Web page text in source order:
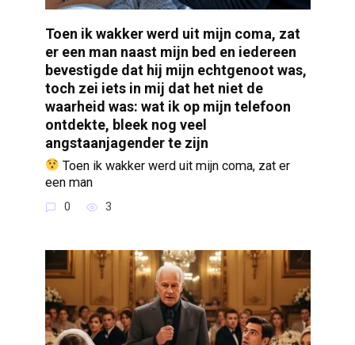
Toen ik wakker werd uit mijn coma, zat
er een man naast mijn bed en iedereen
bevestigde dat hij mijn echtgenoot was,
toch zei iets in mij dat het niet de
waarheid was: wat ik op mijn telefoon
ontdekte, bleek nog veel
angstaanjagender te zijn
Toen ik wakker werd uit mijn coma, zat er
een man
0 3